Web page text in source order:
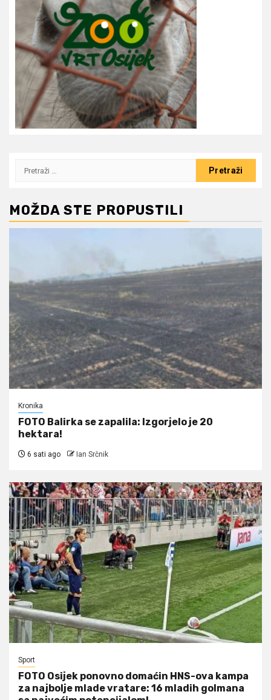
Pretraži:
MOŽDA STE PROPUSTILI
Kronika
FOTO Balirka se zapalila: Izgorjelo je 20
hektara!
6 sati ago Ian Srčnik
Sport
FOTO Osijek ponovno domaćin HNS-ova kampa
za najbolje mlade vratare: 16 mladih golmana